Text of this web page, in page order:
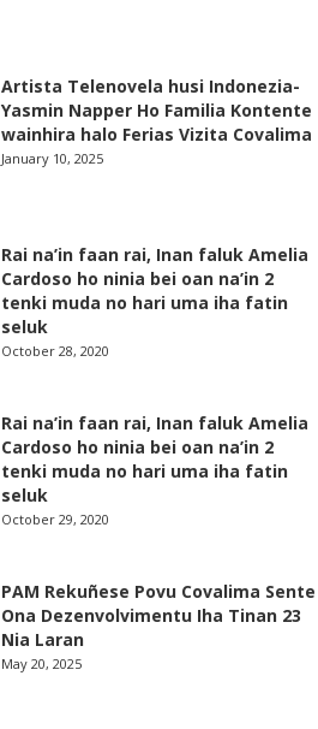
Artista Telenovela husi Indonezia-
Yasmin Napper Ho Familia Kontente
wainhira halo Ferias Vizita Covalima
January 10, 2025
Rai na’in faan rai, Inan faluk Amelia
Cardoso ho ninia bei oan na’in 2
tenki muda no hari uma iha fatin
seluk
October 28, 2020
Rai na’in faan rai, Inan faluk Amelia
Cardoso ho ninia bei oan na’in 2
tenki muda no hari uma iha fatin
seluk
October 29, 2020
PAM Rekuñese Povu Covalima Sente
Ona Dezenvolvimentu Iha Tinan 23
Nia Laran
May 20, 2025